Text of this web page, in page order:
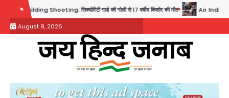
content
सिक्योरिटी गार्ड की गोली से 17 वर्षीय किशोर की मौत Air India Phuket Delhi flight:
August 9, 2026